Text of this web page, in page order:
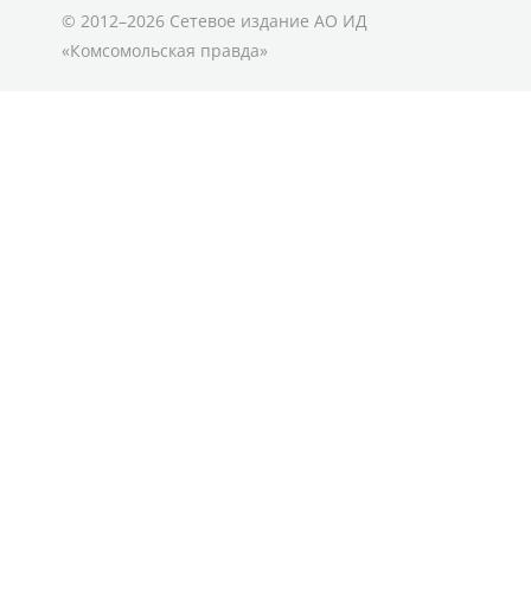
© 2012–2026 Сетевое издание АО ИД
«Комсомольская правда»